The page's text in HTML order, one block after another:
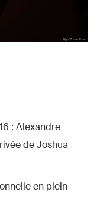
: Alexandre
de Joshua
en plein